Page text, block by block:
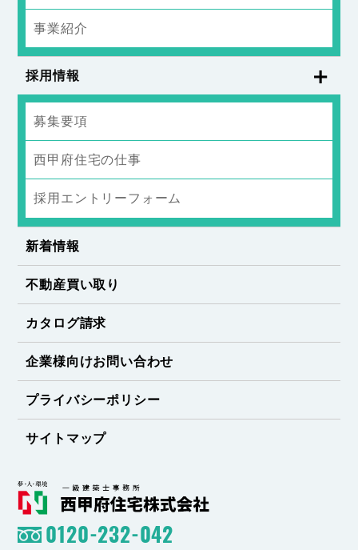
事業紹介
採用情報
募集要項
西甲府住宅の仕事
採用エントリーフォーム
新着情報
不動産買い取り
カタログ請求
企業様向けお問い合わせ
プライバシーポリシー
サイトマップ
0120-232-042